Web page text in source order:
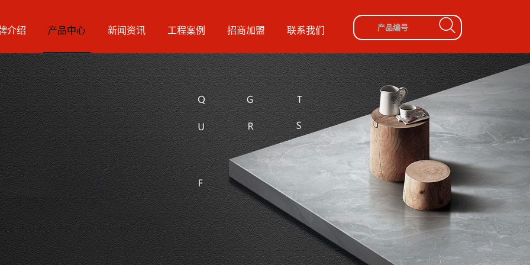
介绍 产品中心 新闻资讯 工程案例 招商加盟 联系我们